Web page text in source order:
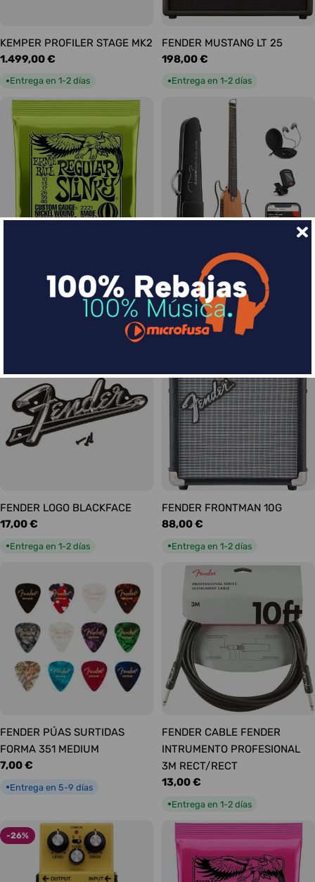
KEMPER PROFILER STAGE MK2
Precio
habitual
1.499,00 €
●Entrega en 1-2 días
FENDER MUSTANG LT 25
Precio
habitual
198,00 €
●Entrega en 1-2 días
Slinky Regular 10-46
DONNER HUSH-I Silent Guitar
Caoba
Precio
habitual
339,00 €
Entrega en 1-2 días
FENDER LOGO BLACKFACE
Precio
17,00 €
●Entrega en 1-2 días
FENDER FRONTMAN 10G
Precio
88,00 €
●Entrega en 1-2 días
FENDER PÚAS SURTIDAS
FORMA 351 MEDIUM
Precio
7,00 €
●Entrega en 5-9 días
FENDER CABLE FENDER
INTRUMENTO PROFESIONAL
3M RECT/RECT
Precio
13,00 €
●Entrega en 1-2 días
-26%